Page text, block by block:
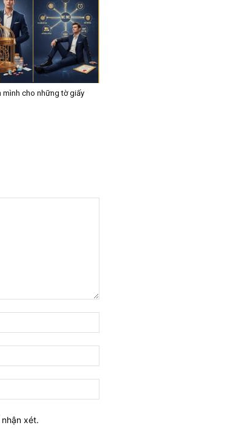
mình cho những tờ giấy
xét.